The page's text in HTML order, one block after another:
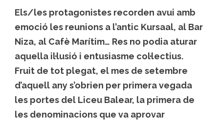
Els/les protagonistes recorden avui amb
emoció les reunions a l’antic Kursaal, al Bar
Niza, al Cafè Marítim… Res no podia aturar
aquella il·lusió i entusiasme col·lectius.
Fruit de tot plegat, el mes de setembre
d’aquell any s’obrien per primera vegada
les portes del Liceu Balear, la primera de
les denominacions que va aprovar